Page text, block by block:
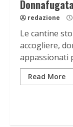
redazione
Le cantine
accogliere,
appassionati
Read More